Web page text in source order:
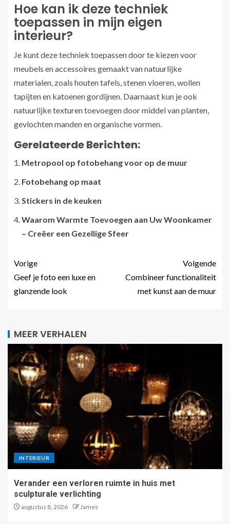
Hoe kan ik deze techniek
toepassen in mijn eigen
interieur?
Je kunt deze techniek toepassen door te kiezen voor
meubels en accessoires gemaakt van natuurlijke
materialen, zoals houten tafels, stenen vloeren, wollen
tapijten en katoenen gordijnen. Daarnaast kun je ook
natuurlijke texturen toevoegen door middel van planten,
gevlochten manden en organische vormen.
Gerelateerde Berichten:
Metropool op fotobehang voor op de muur
Fotobehang op maat
Stickers in de keuken
Waarom Warmte Toevoegen aan Uw Woonkamer
– Creëer een Gezellige Sfeer
Vorige
Geef je foto een luxe en
glanzende look
Volgende
Combineer functionaliteit
met kunst aan de muur
MEER VERHALEN
INTERIEUR
Verander een verloren ruimte in huis met
sculpturale verlichting
augustus 8, 2026 James